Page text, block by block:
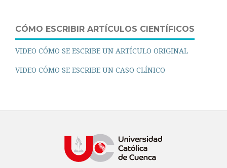
CÓMO ESCRIBIR ARTÍCULOS CIENTÍFICOS
VIDEO CÓMO SE ESCRIBE UN ARTÍCULO ORIGINAL
VIDEO CÓMO SE ESCRIBE UN CASO CLÍNICO